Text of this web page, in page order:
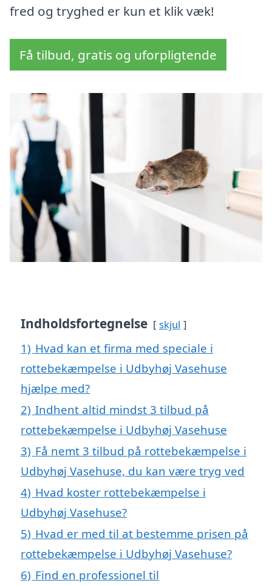
fred og tryghed er kun et klik væk!
Få tilbud, gratis og uforpligtende
Indholdsfortegnelse skjul
1) Hvad kan et firma med speciale i
rottebekæmpelse i Udbyhøj Vasehuse
hjælpe med?
2) Indhent altid mindst 3 tilbud på
rottebekæmpelse i Udbyhøj Vasehuse
3) Få nemt 3 tilbud på rottebekæmpelse i
Udbyhøj Vasehuse, du kan være tryg ved
4) Hvad koster rottebekæmpelse i
Udbyhøj Vasehuse?
5) Hvad er med til at bestemme prisen på
rottebekæmpelse i Udbyhøj Vasehuse?
6) Find en professionel til